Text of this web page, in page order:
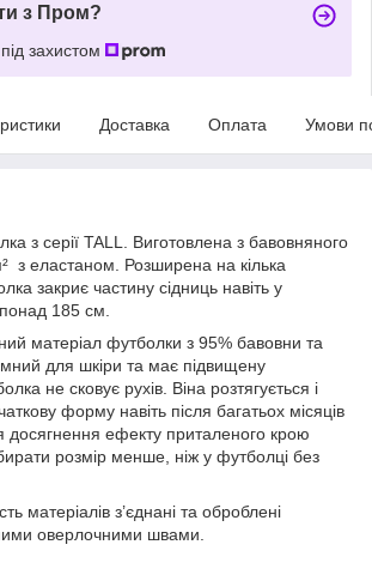
з Пром?
захистом
Доставка Оплата Умови
з серії TALL. Виготовлена з бавовняного
з еластаном. Розширена на кілька
закриє частину сідниць навіть у
185 см.
матеріал футболки з 95% бавовни та
для шкіри та має підвищену
не сковує рухів. Віна розтягується і
форму навіть після багатьох місяців
досягнення ефекту приталеного крою
розмір менше, ніж у футболці без
матеріалів з’єднані та оброблені
оверлочними швами.